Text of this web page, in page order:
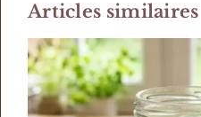
Articles similaires